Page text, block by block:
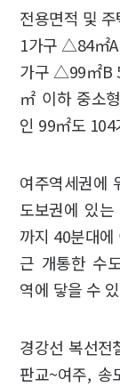
전용면적 및
1가구 △84㎡
가구 △99㎡B
㎡ 이하 중소
인 99㎡도 104
여주역세권에
도보권에 있
까지 40분대에
근 개통한 수
역에 닿을 수
경강선 복선전
판교~여주, 송